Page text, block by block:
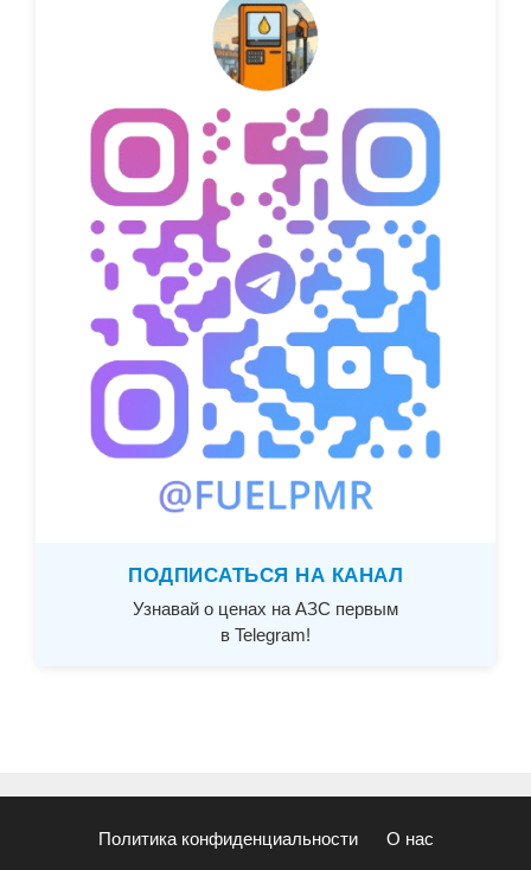
ПОДПИСАТЬСЯ НА КАНАЛ
Узнавай о ценах на АЗС первым
в Telegram!
Политика конфиденциальности О нас